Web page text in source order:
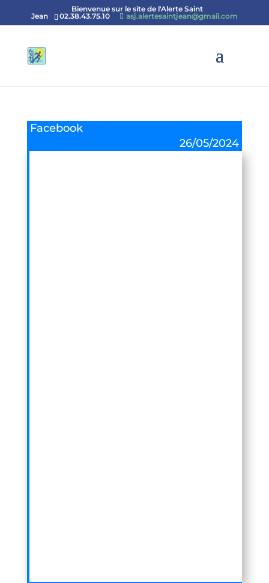
Bienvenue sur le site de l'Alerte Saint
Jean
02.38.43.75.10 asj.alertesaintjean@gmail.com
Facebook
26/05/2024